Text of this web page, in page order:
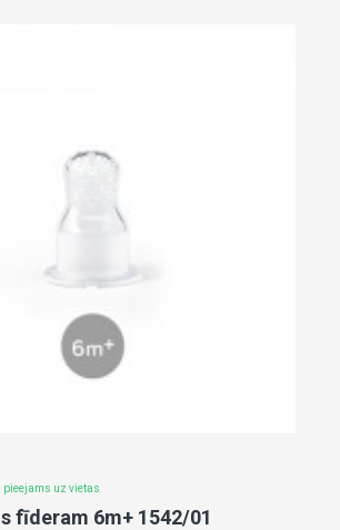
pieejams uz vietas
fīderam 6m+ 1542/01